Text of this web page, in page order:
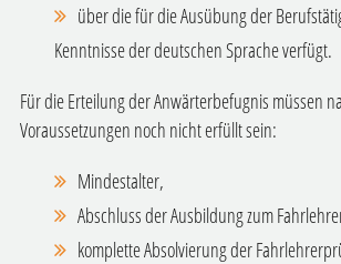
über die für die Ausübung der
Kenntnisse der deutschen Sprache verfügt.
Für die Erteilung der Anwärterbefugnis müssen
Voraussetzungen noch nicht erfüllt sein:
Mindestalter,
Abschluss der Ausbildung zum
komplette Absolvierung der